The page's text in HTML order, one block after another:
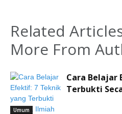
Related
More From
Umum
Cara Belajar
Terbukti